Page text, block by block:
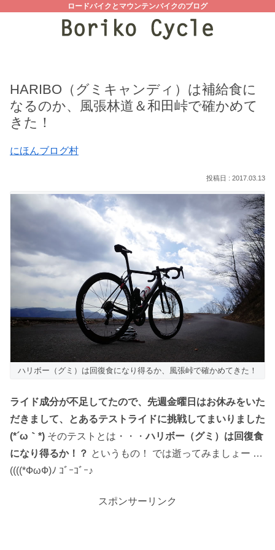
ロードバイクとマウンテンバイクのブログ
HARIBO（グミキャンディ）は補給食に
なるのか、風張林道＆和田峠で確かめて
きた！
にほんブログ村
2017.03.13
ハリボー（グミ）は回復食になり得るか、風張峠で確かめてきた！
ライド成分が不足してたので、先週金曜日はお休みをいた
だきまして、とあるテストライドに挑戦してまいりました
(*´ω｀*) そのテストとは・・・ハリボー（グミ）は回復食
になり得るか！？ というもの！ では逝ってみましょー …
((((*ФωФ)ﾉ ｺﾞｰｺﾞｰ♪
スポンサーリンク